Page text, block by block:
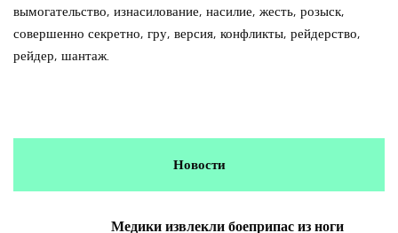
вымогательство, изнасилование, насилие, жесть, розыск,
совершенно секретно, гру, версия, конфликты, рейдерство,
рейдер, шантаж.
Новости
Медики извлекли боеприпас из ноги